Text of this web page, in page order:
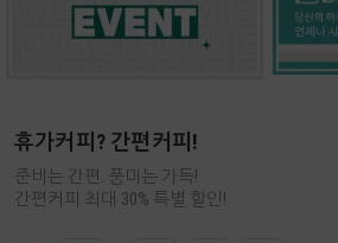
휴가커피? 간편커피!
준비는 간편. 풍미는 가득!
간편커피 최대 30% 특별 할인!